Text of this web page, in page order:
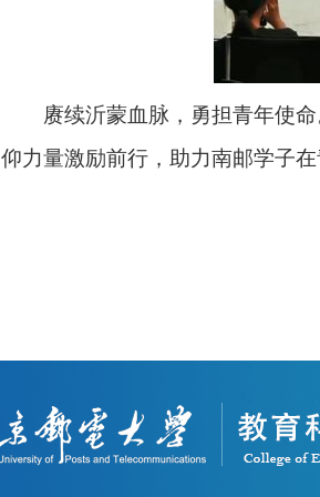
赓续沂蒙血脉，勇担青年使
仰力量激励前行，助力南邮学子